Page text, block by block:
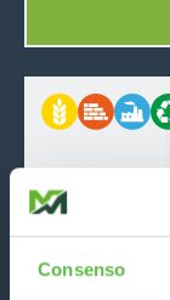
Consenso